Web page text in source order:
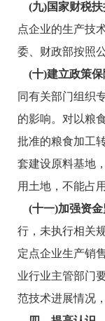
(九)国家财税扶
点企业的生产技
委、财政部按照
(十)建立政策
同有关部门组织
的影响。对以粮
批准的粮食加工
套建设原料基地
用土地，不能占
(十一)加强资金
行，未执行相关
定点企业生产销
业行业主管部门
范技术进展情况